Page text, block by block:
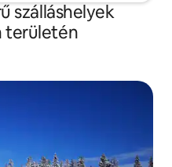
szálláshelyek
területén